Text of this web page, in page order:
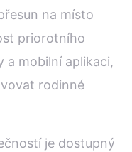
na místo
priorotního
a mobilní aplikaci,
rodinné
je dostupný